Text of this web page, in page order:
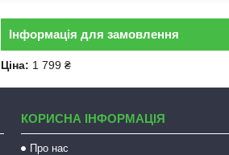
Інформація для замовлення
Ціна: 1 799 ₴
КОРИСНА ІНФОРМАЦІЯ
Про нас